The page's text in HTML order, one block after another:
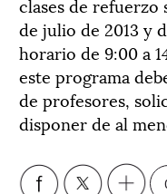
clases de refuerzo
de julio de 2013 y
horario de 9:00 a
este programa
de profesores,
disponer de al